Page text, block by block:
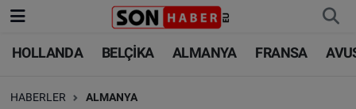
HOLLANDA BELÇİKA ALMANYA FRANSA
HABERLER ALMANYA
HOLLANDA
BELÇİKA
HOLLANDA
BELÇİKA
Nöbetçi Eczaneler
Hava Durumu